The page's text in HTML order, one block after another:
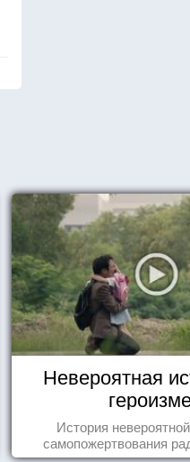
Невероятная
История
самопожертвования